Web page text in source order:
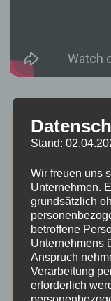
Stand:
Wir freuen uns
Unternehmen.
grundsätzlich
betroffene
Unternehmens
Anspruch
Verarbeitung
erforderlich